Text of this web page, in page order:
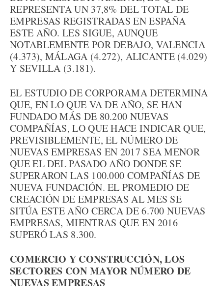
REPRESENTA UN 37,8% DEL TOTAL DE
EMPRESAS REGISTRADAS EN ESPAÑA
ESTE AÑO. LES SIGUE, AUNQUE
NOTABLEMENTE POR DEBAJO, VALENCIA
(4.373), MÁLAGA (4.272), ALICANTE (4.029)
Y SEVILLA (3.181).
EL ESTUDIO DE CORPORAMA DETERMINA
QUE, EN LO QUE VA DE AÑO, SE HAN
FUNDADO MÁS DE 80.200 NUEVAS
COMPAÑÍAS, LO QUE HACE INDICAR QUE,
PREVISIBLEMENTE, EL NÚMERO DE
NUEVAS EMPRESAS EN 2017 SEA MENOR
QUE EL DEL PASADO AÑO DONDE SE
SUPERARON LAS 100.000 COMPAÑÍAS DE
NUEVA FUNDACIÓN. EL PROMEDIO DE
CREACIÓN DE EMPRESAS AL MES SE
SITÚA ESTE AÑO CERCA DE 6.700 NUEVAS
EMPRESAS, MIENTRAS QUE EN 2016
SUPERÓ LAS 8.300.
COMERCIO Y CONSTRUCCIÓN, LOS
SECTORES CON MAYOR NÚMERO DE
NUEVAS EMPRESAS